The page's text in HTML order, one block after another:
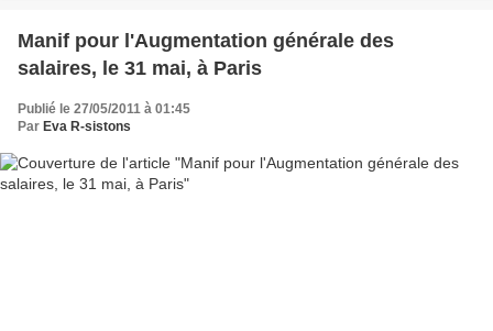
Manif pour l'Augmentation générale des
salaires, le 31 mai, à Paris
Publié le 27/05/2011 à 01:45
Par Eva R-sistons